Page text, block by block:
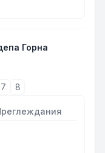
Горна
7 8